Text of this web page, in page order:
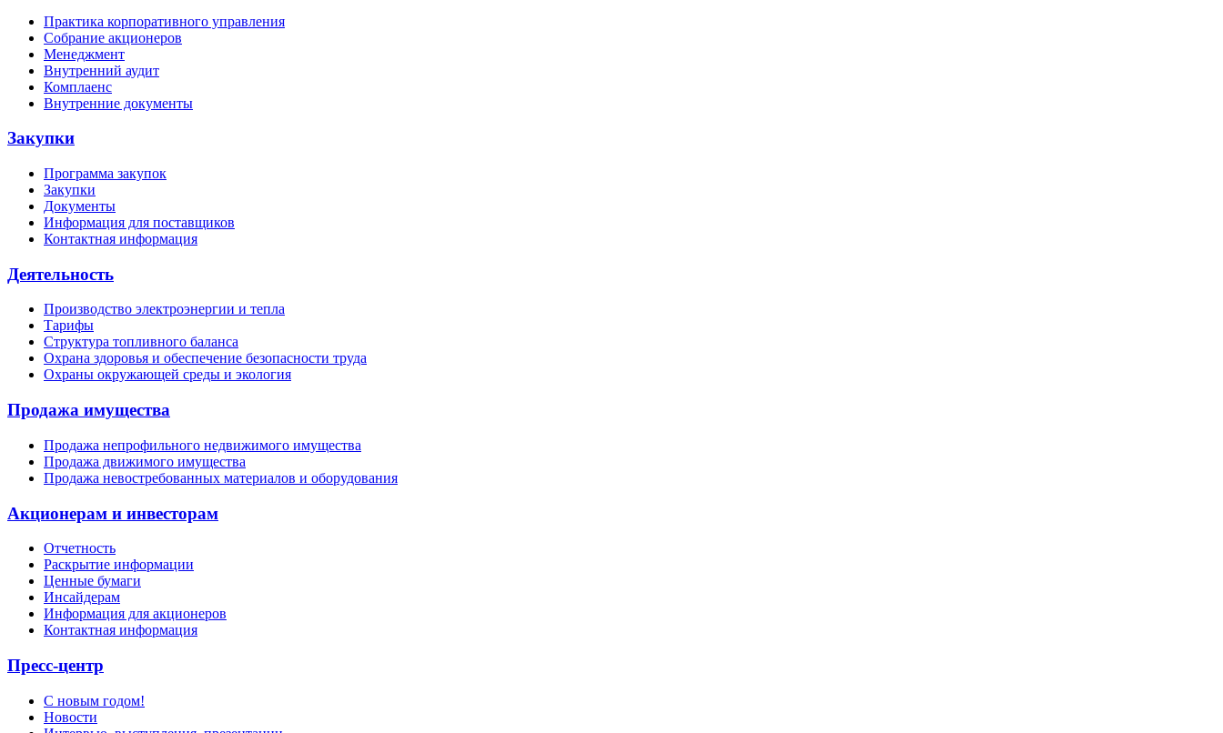
Практика корпоративного управления
Собрание акционеров
Менеджмент
Внутренний аудит
Комплаенс
Внутренние документы
Закупки
Программа закупок
Закупки
Документы
Информация для поставщиков
Контактная информация
Деятельность
Производство электроэнергии и тепла
Тарифы
Структура топливного баланса
Охрана здоровья и обеспечение безопасности труда
Охраны окружающей среды и экология
Продажа имущества
Продажа непрофильного недвижимого имущества
Продажа движимого имущества
Продажа невостребованных материалов и оборудования
Акционерам и инвесторам
Отчетность
Раскрытие информации
Ценные бумаги
Инсайдерам
Информация для акционеров
Контактная информация
Пресс-центр
С новым годом!
Новости